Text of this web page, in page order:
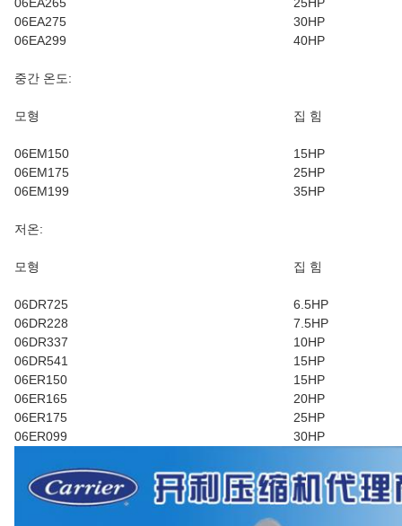
06EA275
30HP
06EA299
40HP
중간 온도:
모형 집 힘
06EM150
15HP
06EM175
25HP
06EM199
35HP
저온:
모형 집 힘
06DR725
6.5HP
06DR228
7.5HP
06DR337
10HP
06DR541
15HP
06ER150
15HP
06ER165
20HP
06ER175
25HP
06ER099
30HP